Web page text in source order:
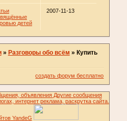
детей
2007-11-13
» Разговоры обо всём » Купить
создать форум бесплатно
объявления Другие сообщения
интернет реклама, раскрутка сайта.